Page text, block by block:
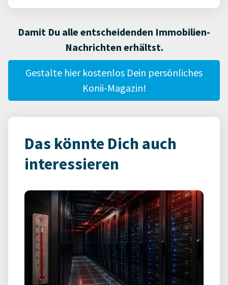
Damit Du alle entscheidenden Immobilien-
Nachrichten erhältst.
Gestalte hier kostenlos Dein persönliches
Konii-Magazin!
Das könnte Dich auch
interessieren